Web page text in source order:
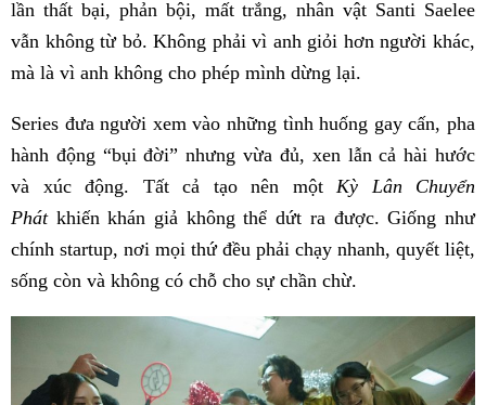
lần thất bại, phản bội, mất trắng, nhân vật Santi Saelee
vẫn không từ bỏ. Không phải vì anh giỏi hơn người khác,
mà là vì anh không cho phép mình dừng lại.
Series đưa người xem vào những tình huống gay cấn, pha
hành động “bụi đời” nhưng vừa đủ, xen lẫn cả hài hước
và xúc động. Tất cả tạo nên một Kỳ Lân Chuyển
Phátkhiến khán giả không thể dứt ra được. Giống như
chính startup, nơi mọi thứ đều phải chạy nhanh, quyết liệt,
sống còn và không có chỗ cho sự chần chừ.